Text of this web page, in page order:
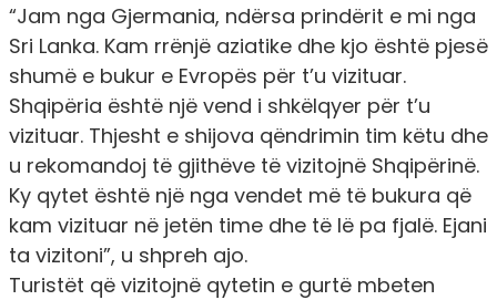
“Jam nga Gjermania, ndërsa prindërit e mi nga
Sri Lanka. Kam rrënjë aziatike dhe kjo është pjesë
shumë e bukur e Evropës për t’u vizituar.
Shqipëria është një vend i shkëlqyer për t’u
vizituar. Thjesht e shijova qëndrimin tim këtu dhe
u rekomandoj të gjithëve të vizitojnë Shqipërinë.
Ky qytet është një nga vendet më të bukura që
kam vizituar në jetën time dhe të lë pa fjalë. Ejani
ta vizitoni”, u shpreh ajo.
Turistët që vizitojnë qytetin e gurtë mbeten